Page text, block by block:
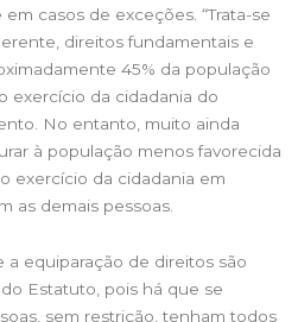
casos de exceções. “Trata-se
direitos fundamentais e
45% da população
exercício da cidadania do
No entanto, muito ainda
à população menos favorecida
exercício da cidadania em
as demais pessoas.
equiparação de direitos são
Estatuto, pois há que se
sem restrição, tenham todos